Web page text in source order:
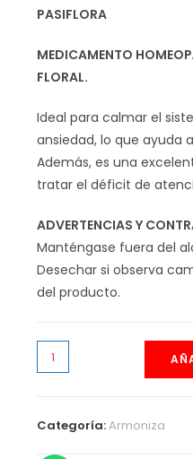
PASIFLORA
MEDICAMENTO
FLORAL.
Ideal para calmar el
ansiedad, lo que ayuda
Además, es una
tratar el déficit de
ADVERTENCIAS Y
Manténgase fuera del
Desechar si observa
del producto.
Categoría:Armoniza